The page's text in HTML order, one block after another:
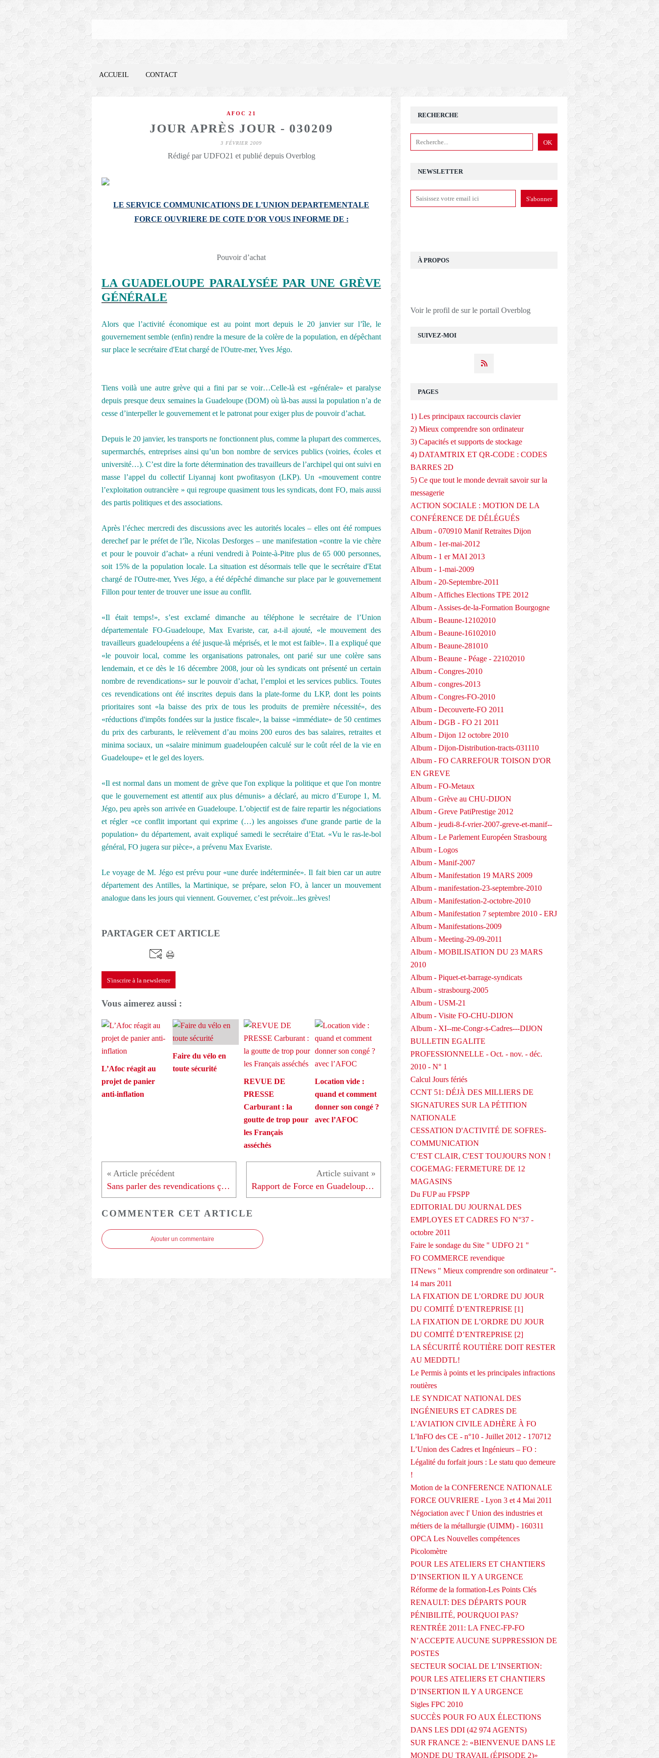
ACCUEIL CONTACT
AFOC 21
JOUR APRÈS JOUR - 030209
3 FÉVRIER 2009
Rédigé par UDFO21 et publié depuis Overblog
LE SERVICE COMMUNICATIONS DE L'UNION DEPARTEMENTALE
FORCE OUVRIERE DE COTE D'OR VOUS INFORME DE :
Pouvoir d’achat
LA GUADELOUPE PARALYSÉE PAR UNE GRÈVE
GÉNÉRALE
Alors que l’activité économique est au point mort depuis le 20 janvier sur l’île, le
gouvernement semble (enfin) rendre la mesure de la colère de la population, en dépêchant
sur place le secrétaire d'Etat chargé de l'Outre-mer, Yves Jégo.
Tiens voilà une autre grève qui a fini par se voir…Celle-là est «générale» et paralyse
depuis presque deux semaines la Guadeloupe (DOM) où là-bas aussi la population n’a de
cesse d’interpeller le gouvernement et le patronat pour exiger plus de pouvoir d’achat.
Depuis le 20 janvier, les transports ne fonctionnent plus, comme la plupart des commerces,
supermarchés, entreprises ainsi qu’un bon nombre de services publics (voiries, écoles et
université…). C’est dire la forte détermination des travailleurs de l’archipel qui ont suivi en
masse l’appel du collectif Liyannaj kont pwofitasyon (LKP). Un «mouvement contre
l’exploitation outrancière » qui regroupe quasiment tous les syndicats, dont FO, mais aussi
des partis politiques et des associations.
Après l’échec mercredi des discussions avec les autorités locales – elles ont été rompues
derechef par le préfet de l’île, Nicolas Desforges – une manifestation «contre la vie chère
et pour le pouvoir d’achat» a réuni vendredi à Pointe-à-Pitre plus de 65 000 personnes,
soit 15% de la population locale. La situation est désormais telle que le secrétaire d'Etat
chargé de l'Outre-mer, Yves Jégo, a été dépêché dimanche sur place par le gouvernement
Fillon pour tenter de trouver une issue au conflit.
«Il était temps!», s’est exclamé dimanche au téléphone le secrétaire de l’Union
départementale FO-Guadeloupe, Max Evariste, car, a-t-il ajouté, «le mouvement des
travailleurs guadeloupéens a été jusque-là méprisés, et le mot est faible». Il a expliqué que
«le pouvoir local, comme les organisations patronales, ont parié sur une colère sans
lendemain, et ce dès le 16 décembre 2008, jour où les syndicats ont présenté un certain
nombre de revendications» sur le pouvoir d’achat, l’emploi et les services publics. Toutes
ces revendications ont été inscrites depuis dans la plate-forme du LKP, dont les points
prioritaires sont «la baisse des prix de tous les produits de première nécessité», des
«réductions d'impôts fondées sur la justice fiscale», la baisse «immédiate» de 50 centimes
du prix des carburants, le relèvement d’au moins 200 euros des bas salaires, retraites et
minima sociaux, un «salaire minimum guadeloupéen calculé sur le coût réel de la vie en
Guadeloupe» et le gel des loyers.
«Il est normal dans un moment de grève que l'on explique la politique et que l'on montre
que le gouvernement est attentif aux plus démunis» a déclaré, au micro d’Europe 1, M.
Jégo, peu après son arrivée en Guadeloupe. L’objectif est de faire repartir les négociations
et régler «ce conflit important qui exprime (…) les angoisses d'une grande partie de la
population» du département, avait expliqué samedi le secrétaire d’Etat. «Vu le ras-le-bol
général, FO jugera sur pièce», a prévenu Max Evariste.
Le voyage de M. Jégo est prévu pour «une durée indéterminée». Il fait bien car un autre
département des Antilles, la Martinique, se prépare, selon FO, à lancer un mouvement
analogue dans les jours qui viennent. Gouverner, c’est prévoir...les grèves!
PARTAGER CET ARTICLE
S'inscrire à la newsletter
Vous aimerez aussi :
L’Afoc réagit au
projet de panier
anti-inflation
Faire du vélo en
toute sécurité
REVUE DE
PRESSE
Carburant : la
goutte de trop pour
les Français
asséchés
Location vide :
quand et comment
donner son congé ?
avec l’AFOC
Sans parler des revendications ça sert à rien ! - 030209 Rapport de Force en Guadeloupe - 030209
COMMENTER CET ARTICLE
Ajouter un commentaire
NEWSLETTER
SUIVEZ-MOI
RECHERCHE
À PROPOS
Voir le profil de sur le portail Overblog
PAGES
1) Les principaux raccourcis clavier
2) Mieux comprendre son ordinateur
3) Capacités et supports de stockage
4) DATAMTRIX ET QR-CODE : CODES
BARRES 2D
5) Ce que tout le monde devrait savoir sur la
messagerie
ACTION SOCIALE : MOTION DE LA
CONFÉRENCE DE DÉLÉGUÉS
Album - 070910 Manif Retraites Dijon
Album - 1er-mai-2012
Album - 1 er MAI 2013
Album - 1-mai-2009
Album - 20-Septembre-2011
Album - Affiches Elections TPE 2012
Album - Assises-de-la-Formation Bourgogne
Album - Beaune-12102010
Album - Beaune-16102010
Album - Beaune-281010
Album - Beaune - Péage - 22102010
Album - Congres-2010
Album - congres-2013
Album - Congres-FO-2010
Album - Decouverte-FO 2011
Album - DGB - FO 21 2011
Album - Dijon 12 octobre 2010
Album - Dijon-Distribution-tracts-031110
Album - FO CARREFOUR TOISON D'OR
EN GREVE
Album - FO-Metaux
Album - Grève au CHU-DIJON
Album - Greve PatiPrestige 2012
Album - jeudi-8-f-vrier-2007-greve-et-manif--
Album - Le Parlement Européen Strasbourg
Album - Logos
Album - Manif-2007
Album - Manifestation 19 MARS 2009
Album - manifestation-23-septembre-2010
Album - Manifestation-2-octobre-2010
Album - Manifestation 7 septembre 2010 - ERJ
Album - Manifestations-2009
Album - Meeting-29-09-2011
Album - MOBILISATION DU 23 MARS
2010
Album - Piquet-et-barrage-syndicats
Album - strasbourg-2005
Album - USM-21
Album - Visite FO-CHU-DIJON
Album - XI--me-Congr-s-Cadres---DIJON
BULLETIN EGALITE
PROFESSIONNELLE - Oct. - nov. - déc.
2010 - N° 1
Calcul Jours fériés
CCNT 51: DÉJÀ DES MILLIERS DE
SIGNATURES SUR LA PÉTITION
NATIONALE
CESSATION D'ACTIVITÉ DE SOFRES-
COMMUNICATION
C’EST CLAIR, C'EST TOUJOURS NON !
COGEMAG: FERMETURE DE 12
MAGASINS
Du FUP au FPSPP
EDITORIAL DU JOURNAL DES
EMPLOYES ET CADRES FO N°37 -
octobre 2011
Faire le sondage du Site " UDFO 21 "
FO COMMERCE revendique
ITNews " Mieux comprendre son ordinateur "-
14 mars 2011
LA FIXATION DE L’ORDRE DU JOUR
DU COMITÉ D’ENTREPRISE [1]
LA FIXATION DE L’ORDRE DU JOUR
DU COMITÉ D’ENTREPRISE [2]
LA SÉCURITÉ ROUTIÈRE DOIT RESTER
AU MEDDTL!
Le Permis à points et les principales infractions
routières
LE SYNDICAT NATIONAL DES
INGÉNIEURS ET CADRES DE
L'AVIATION CIVILE ADHÈRE À FO
L'InFO des CE - n°10 - Juillet 2012 - 170712
L’Union des Cadres et Ingénieurs – FO :
Légalité du forfait jours : Le statu quo demeure
!
Motion de la CONFERENCE NATIONALE
FORCE OUVRIERE - Lyon 3 et 4 Mai 2011
Négociation avec l' Union des industries et
métiers de la métallurgie (UIMM) - 160311
OPCA Les Nouvelles compétences
Picolomètre
POUR LES ATELIERS ET CHANTIERS
D’INSERTION IL Y A URGENCE
Réforme de la formation-Les Points Clés
RENAULT: DES DÉPARTS POUR
PÉNIBILITÉ, POURQUOI PAS?
RENTRÉE 2011: LA FNEC-FP-FO
N’ACCEPTE AUCUNE SUPPRESSION DE
POSTES
SECTEUR SOCIAL DE L’INSERTION:
POUR LES ATELIERS ET CHANTIERS
D’INSERTION IL Y A URGENCE
Sigles FPC 2010
SUCCÈS POUR FO AUX ÉLECTIONS
DANS LES DDI (42 974 AGENTS)
SUR FRANCE 2: «BIENVENUE DANS LE
MONDE DU TRAVAIL (ÉPISODE 2)»